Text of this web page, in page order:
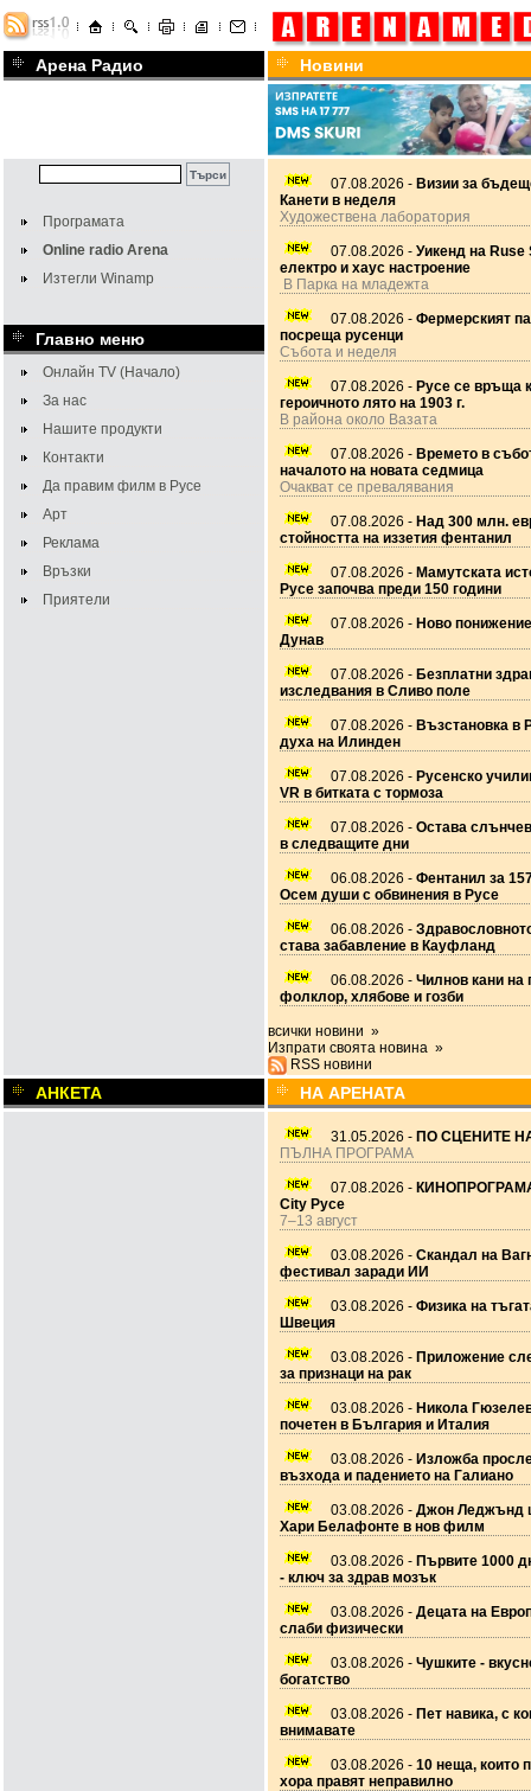
Арена Радио Новини
Програмата
Online radio Arena
Изтегли Winamp
Главно меню
Онлайн TV (Начало)
За нас
Нашите продукти
Контакти
Да правим филм в Русе
Арт
Реклама
Връзки
Приятели
07.08.2026 - Визии за
Канети в неделя
Художествена лаборатория
07.08.2026 - Уикенд на Ruse
електро и хаус настроение
В Парка на младежта
07.08.2026 - Фермерският
посреща русенци
Събота и неделя
07.08.2026 - Русе се връща
героичното лято на 1903 г.
В района около Вазата
07.08.2026 - Времето в
началото на новата седмица
Очакват се превалявания
07.08.2026 - Над 300 млн.
стойността на иззетия фентанил
07.08.2026 - Мамутската
Русе започва преди 150 години
07.08.2026 - Ново
Дунав
07.08.2026 - Безплатни
изследвания в Сливо поле
07.08.2026 - Възстановка в
духа на Илинден
07.08.2026 - Русенско
VR в битката с тормоза
07.08.2026 - Остава
в следващите дни
06.08.2026 - Фентанил за
Осем души с обвинения в Русе
06.08.2026 -
става забавление в Кауфланд
06.08.2026 - Чилнов кани на
фолклор, хлябове и гозби
всички новини »
Изпрати своята новина »
RSS новини
АНКЕТА НА АРЕНАТА
31.05.2026 - ПО СЦЕНИТЕ
ПЪЛНА ПРОГРАМА
07.08.2026 -
City Русе
7–13 август
03.08.2026 - Скандал на
фестивал заради ИИ
03.08.2026 - Физика на
Швеция
03.08.2026 - Приложение
за признаци на рак
03.08.2026 - Никола
почетен в България и Италия
03.08.2026 - Изложба
възхода и падението на Галиано
03.08.2026 - Джон Леджънд
Хари Белафонте в нов филм
03.08.2026 - Първите 1000
- ключ за здрав мозък
03.08.2026 - Децата на
слаби физически
03.08.2026 - Чушките -
богатство
03.08.2026 - Пет навика, с
внимавате
03.08.2026 - 10 неща, които
хора правят неправилно